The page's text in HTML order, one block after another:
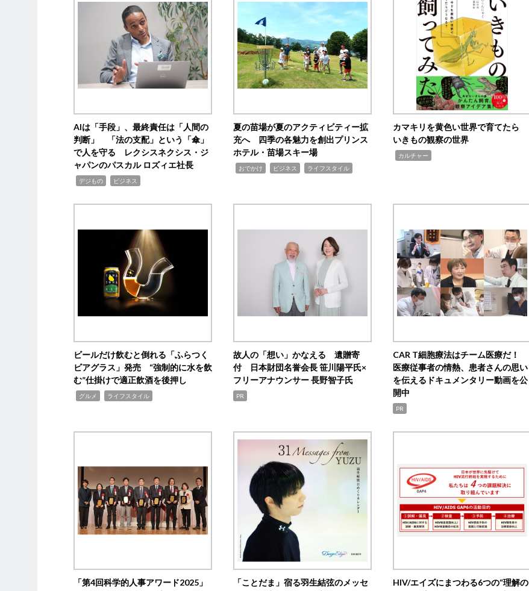
AIは「手段」、最終責任は「人間の
判断」 「法の支配」という「傘」
で人を守る レクシスネクシス・ジ
ャパンのパスカル ロズィエ社長
デジもの ビジネス
夏の苗場が夏のアクティビティー拡
充へ 四季の各魅力を創出プリンス
ホテル・苗場スキー場
おでかけ ビジネス ライフスタイル
カマキリを黄色い世界で育てたら
いきもの観察の世界
カルチャー
ビールだけ飲むと倒れる「ふらつく
ビアグラス」発売 “強制的に水を飲
む”仕掛けで適正飲酒を後押し
グルメ ライフスタイル
故人の「想い」かなえる 遺贈寄
付 日本財団名誉会長 笹川陽平氏×
フリーアナウンサー 長野智子氏
PR
CAR T細胞療法はチーム医療だ！
医療従事者の情熱、患者さんの思い
を伝えるドキュメンタリー動画を公
開中
PR
「第4回科学的人事アワード2025」
「ことだま」宿る羽生結弦のメッセ
HIV/エイズにまつわる6つの“理解の